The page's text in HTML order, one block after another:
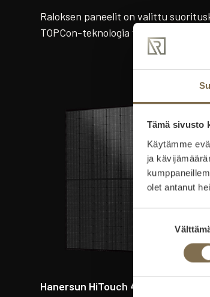
Tämä sivusto
Käytämme
ja
olet antanut
Raloksen paneelit on valittu
TOPCon-teknologia tuottaa
Hanersun HiTouch 450 Wp